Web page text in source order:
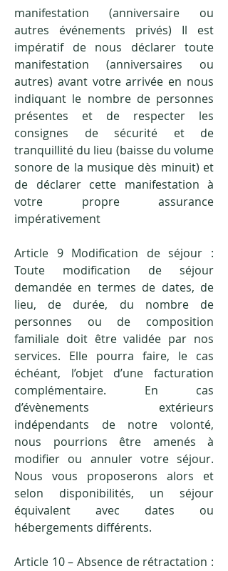
manifestation (anniversaire ou
autres événements privés) Il est
impératif de nous déclarer toute
manifestation (anniversaires ou
autres) avant votre arrivée en nous
indiquant le nombre de personnes
présentes et de respecter les
consignes de sécurité et de
tranquillité du lieu (baisse du volume
sonore de la musique dès minuit) et
de déclarer cette manifestation à
votre propre assurance
impérativement
Article 9 Modification de séjour :
Toute modification de séjour
demandée en termes de dates, de
lieu, de durée, du nombre de
personnes ou de composition
familiale doit être validée par nos
services. Elle pourra faire, le cas
échéant, l’objet d’une facturation
complémentaire. En cas
d’évènements extérieurs
indépendants de notre volonté,
nous pourrions être amenés à
modifier ou annuler votre séjour.
Nous vous proposerons alors et
selon disponibilités, un séjour
équivalent avec dates ou
hébergements différents.
Article 10 – Absence de rétractation :